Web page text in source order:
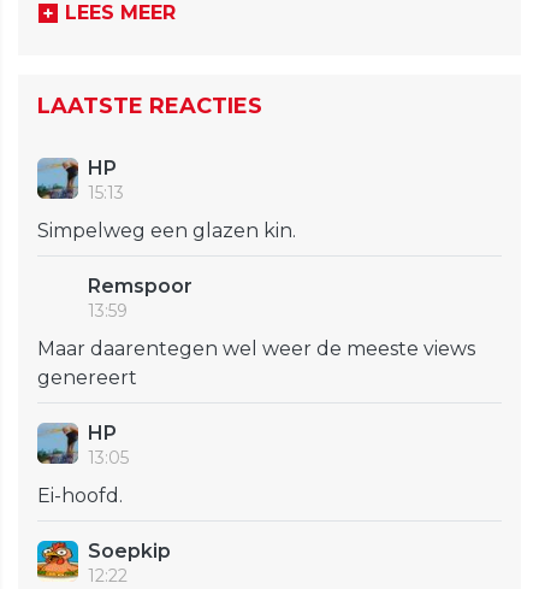
LEES MEER
LAATSTE REACTIES
HP
15:13
Simpelweg een glazen kin.
Remspoor
13:59
Maar daarentegen wel weer de meeste views
genereert
HP
13:05
Ei-hoofd.
Soepkip
12:22